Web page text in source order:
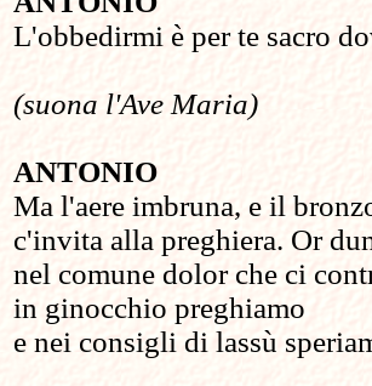
L'obbedirmi è per te sacro
(suona l'Ave Maria)
ANTONIO
Ma l'aere imbruna, e il
c'invita alla preghiera. Or
nel comune dolor che ci
in ginocchio preghiamo
e nei consigli di lassù